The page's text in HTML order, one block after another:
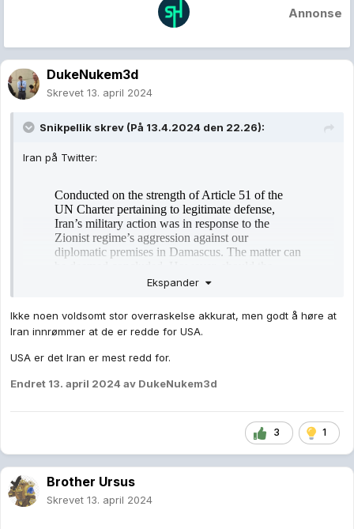
Annonse
DukeNukem3d
Skrevet 13. april 2024
Snikpellik skrev (På 13.4.2024 den 22.26):
Iran på Twitter:
"Conducted on the strength of Article 51 of the UN Charter
pertaining to legitimate defense, Iran’s military action was in
Ekspander
Ikke noen voldsomt stor overraskelse akkurat, men godt å høre at
Iran innrømmer at de er redde for USA.
USA er det Iran er mest redd for.
Endret 13. april 2024 av DukeNukem3d
3 1
Brother Ursus
Skrevet 13. april 2024